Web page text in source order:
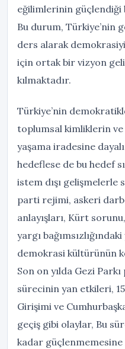
eğilimlerinin güçlendiği
Bu durum, Türkiye’nin
ders alarak
için ortak bir vizyon
kılmaktadır.
Türkiye’nin
toplumsal kimliklerin
yaşama iradesine
hedeflese de bu hedef
istem dışı gelişmelerle
parti rejimi, askeri
anlayışları, Kürt
yargı
demokrasi kültürünün
Son on yılda Gezi
sürecinin yan etkileri,
Girişimi ve
geçiş gibi olaylar, Bu
kadar